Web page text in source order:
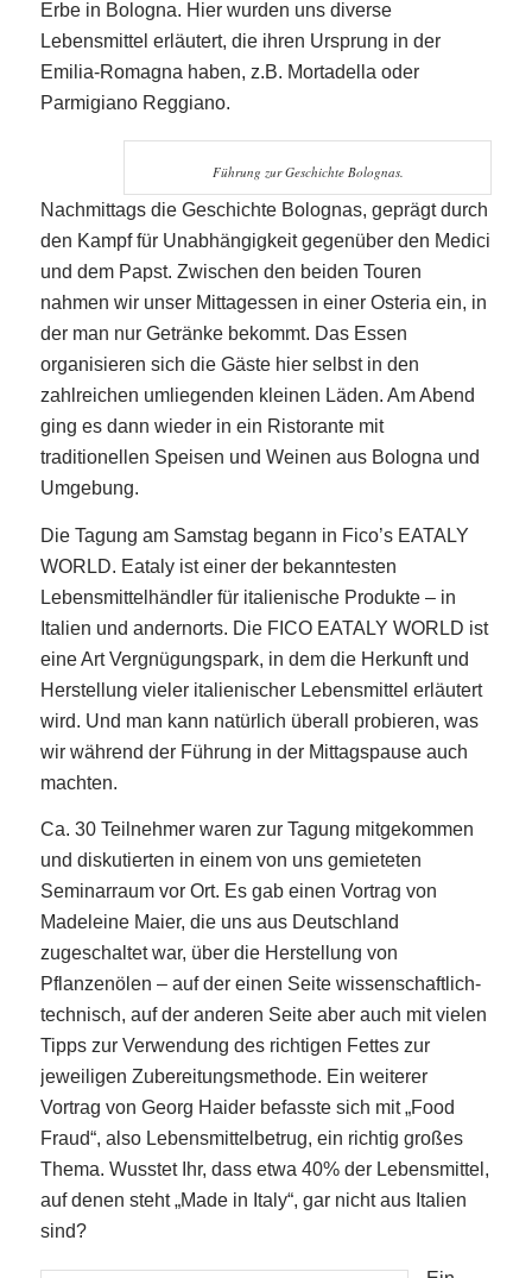
Erbe in Bologna. Hier wurden uns diverse
Lebensmittel erläutert, die ihren Ursprung in der
Emilia-Romagna haben, z.B. Mortadella oder
Parmigiano Reggiano.
Führung zur Geschichte Bolognas.
Nachmittags die Geschichte Bolognas, geprägt durch
den Kampf für Unabhängigkeit gegenüber den Medici
und dem Papst. Zwischen den beiden Touren
nahmen wir unser Mittagessen in einer Osteria ein, in
der man nur Getränke bekommt. Das Essen
organisieren sich die Gäste hier selbst in den
zahlreichen umliegenden kleinen Läden. Am Abend
ging es dann wieder in ein Ristorante mit
traditionellen Speisen und Weinen aus Bologna und
Umgebung.
Die Tagung am Samstag begann in Fico’s EATALY
WORLD. Eataly ist einer der bekanntesten
Lebensmittelhändler für italienische Produkte – in
Italien und andernorts. Die FICO EATALY WORLD ist
eine Art Vergnügungspark, in dem die Herkunft und
Herstellung vieler italienischer Lebensmittel erläutert
wird. Und man kann natürlich überall probieren, was
wir während der Führung in der Mittagspause auch
machten.
Ca. 30 Teilnehmer waren zur Tagung mitgekommen
und diskutierten in einem von uns gemieteten
Seminarraum vor Ort. Es gab einen Vortrag von
Madeleine Maier, die uns aus Deutschland
zugeschaltet war, über die Herstellung von
Pflanzenölen – auf der einen Seite wissenschaftlich-
technisch, auf der anderen Seite aber auch mit vielen
Tipps zur Verwendung des richtigen Fettes zur
jeweiligen Zubereitungsmethode. Ein weiterer
Vortrag von Georg Haider befasste sich mit „Food
Fraud“, also Lebensmittelbetrug, ein richtig großes
Thema. Wusstet Ihr, dass etwa 40% der Lebensmittel,
auf denen steht „Made in Italy“, gar nicht aus Italien
sind?